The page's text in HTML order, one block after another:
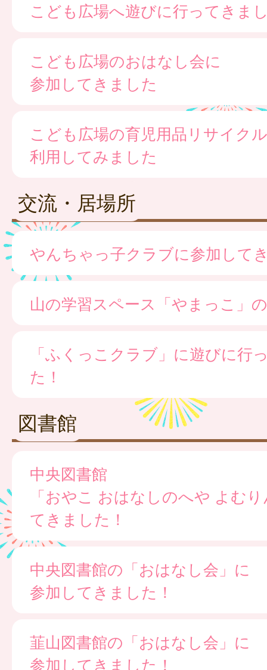
こども広場へ遊びに行ってきま
こども広場のおはなし会に
参加してきました
こども広場の育児用品リサイク
利用してみました
交流・居場所
やんちゃっ子クラブに参加して
山の学習スペース「やまっこ」
「ふくっこクラブ」に遊びに行
た！
図書館
中央図書館
「おやこ おはなしのへや よむ
てきました！
中央図書館の「おはなし会」に
参加してきました！
韮山図書館の「おはなし会」に
参加してきました！